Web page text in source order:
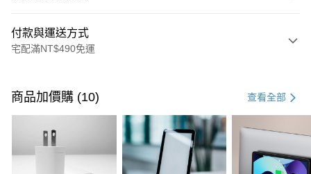
付款與運送方式
宅配滿NT$490免運
信用卡一次付款
3 期 0 利率 每期 NT$2,526
第一商業銀行
NT$1,263 21家銀行
商品加價購 (10) 查看全部